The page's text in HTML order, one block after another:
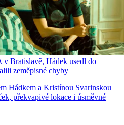
Bratislavě, Hádek usedl do
zeměpisné chyby
Hádkem a Kristínou Svarinskou
překvapivé lokace i úsměvné